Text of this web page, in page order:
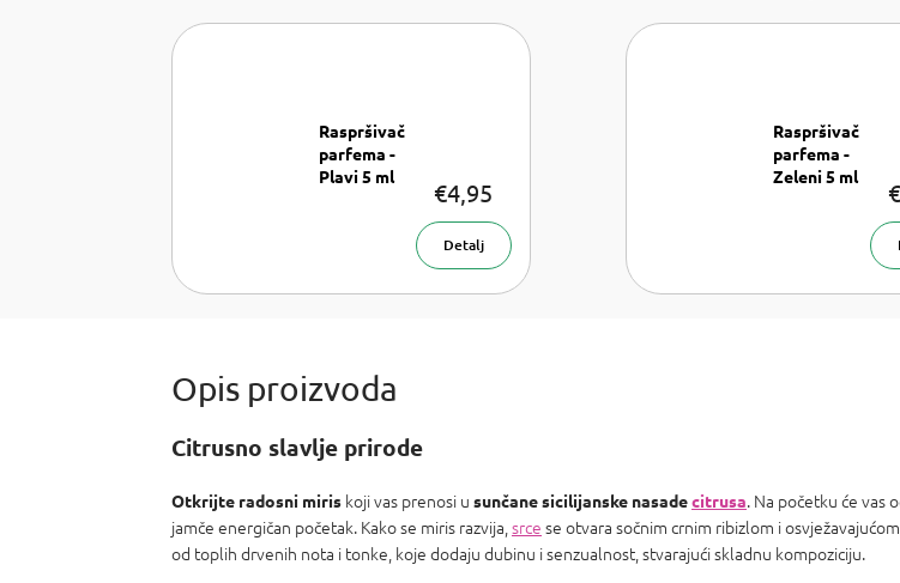
Raspršivač
parfema -
Plavi 5 ml
€4,95
Detalj
Raspršivač
parfema -
Zeleni 5 ml
Citrusno slavlje prirode
Otkrijte radosni miris koji vas prenosi u sunčane sicilijanske nasadecitrusa. Na početku će vas
jamče energičan početak. Kako se miris razvija,srce se otvara sočnim crnim ribizlom i
od toplih drvenih nota i tonke, koje dodaju dubinu i senzualnost, stvarajući skladnu kompoziciju.